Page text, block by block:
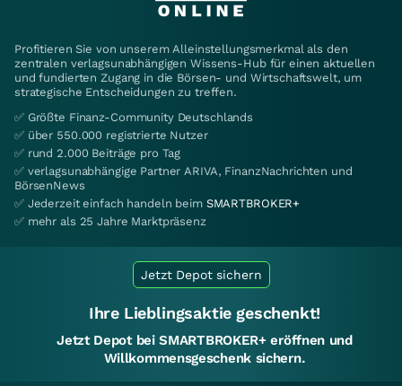
Profitieren Sie von unserem Alleinstellungsmerkmal als den
zentralen verlagsunabhängigen Wissens-Hub für einen aktuellen
und fundierten Zugang in die Börsen- und Wirtschaftswelt, um
strategische Entscheidungen zu treffen.
✅ Größte Finanz-Community Deutschlands
✅ über 550.000 registrierte Nutzer
✅ rund 2.000 Beiträge pro Tag
✅ verlagsunabhängige Partner ARIVA, FinanzNachrichten und
BörsenNews
✅ Jederzeit einfach handeln beim SMARTBROKER+
✅ mehr als 25 Jahre Marktpräsenz
Jetzt Depot sichern
Ihre Lieblingsaktie geschenkt!
Jetzt Depot bei SMARTBROKER+ eröffnen und
Willkommensgeschenk sichern.